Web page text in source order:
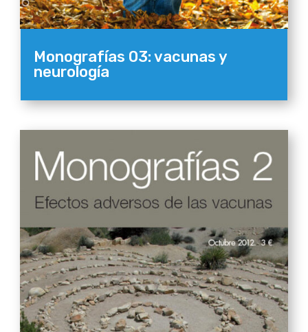
Monografías 03: vacunas y
neurología